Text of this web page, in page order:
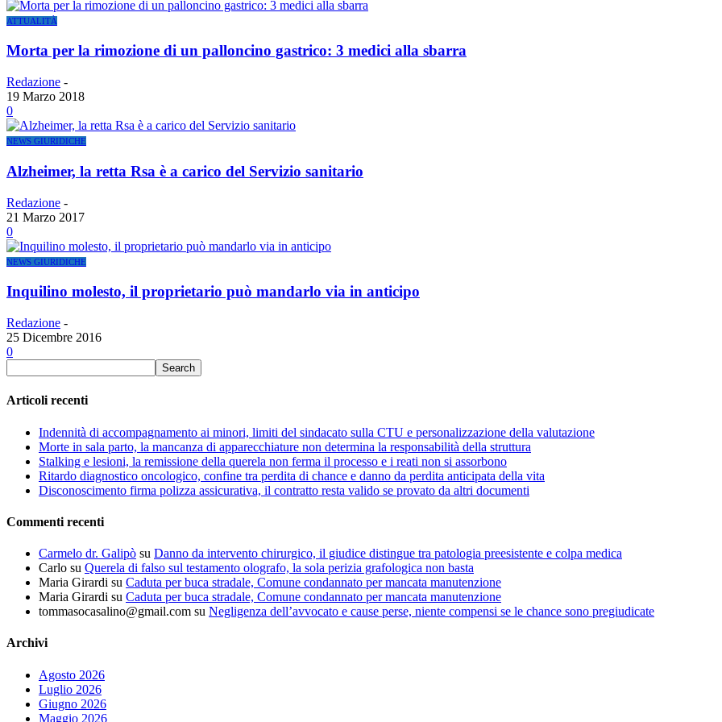
ATTUALITÀ
Morta per la rimozione di un palloncino gastrico: 3 medici alla sbarra
Redazione -
19 Marzo 2018
0
NEWS GIURIDICHE
Alzheimer, la retta Rsa è a carico del Servizio sanitario
Redazione -
21 Marzo 2017
0
NEWS GIURIDICHE
Inquilino molesto, il proprietario può mandarlo via in anticipo
Redazione -
25 Dicembre 2016
0
Articoli recenti
Indennità di accompagnamento ai minori, limiti del sindacato sulla CTU e personalizzazione della valutazione
Morte in sala parto, la mancanza di apparecchiature non determina la responsabilità della struttura
Stalking e lesioni, la remissione della querela non ferma il processo e i reati non si assorbono
Ritardo diagnostico oncologico, confine tra perdita di chance e danno da perdita anticipata della vita
Disconoscimento firma polizza assicurativa, il contratto resta valido se provato da altri documenti
Commenti recenti
Carmelo dr. Galipò su Danno da intervento chirurgico, il giudice distingue tra patologia preesistente e colpa medica
Carlo su Querela di falso sul testamento olografo, la sola perizia grafologica non basta
Maria Girardi su Caduta per buca stradale, Comune condannato per mancata manutenzione
Maria Girardi su Caduta per buca stradale, Comune condannato per mancata manutenzione
tommasocasalino@gmail.com su Negligenza dell’avvocato e cause perse, niente compensi se le chance sono pregiudicate
Archivi
Agosto 2026
Luglio 2026
Giugno 2026
Maggio 2026